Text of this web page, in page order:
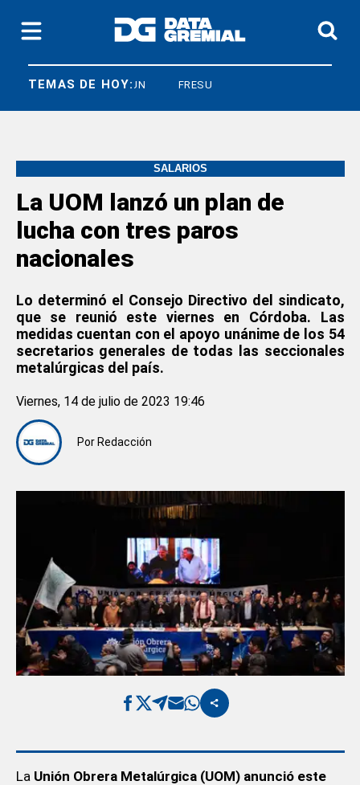
TEMAS DE HOY:
CNEA FEDUN FRESU
SALARIOS
La UOM lanzó un plan de
lucha con tres paros
nacionales
Lo determinó el Consejo Directivo del sindicato,
que se reunió este viernes en Córdoba. Las
medidas cuentan con el apoyo unánime de los 54
secretarios generales de todas las seccionales
metalúrgicas del país.
Por Redacción
Viernes, 14 de julio de 2023 19:46
La Unión Obrera Metalúrgica (UOM) anunció este